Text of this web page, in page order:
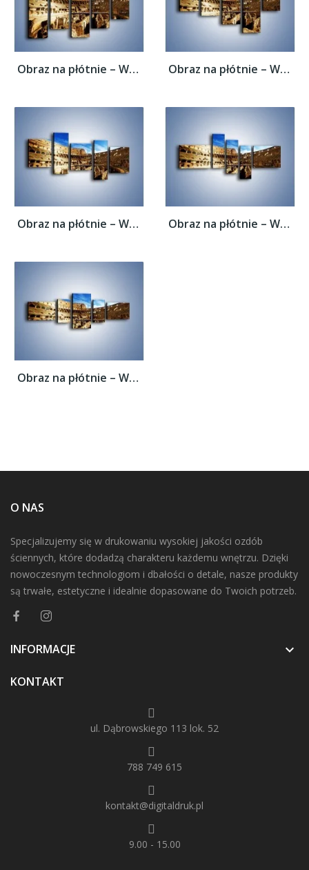
Obraz na płótnie – Wnętrze koloseum w... Obraz na płótnie – Wnętrze koloseum w...
Obraz na płótnie – Wnętrze koloseum w... Obraz na płótnie – Wnętrze koloseum w...
Obraz na płótnie – Wnętrze koloseum w...
O NAS
Specjalizujemy się w drukowaniu wysokiej jakości ozdób
ściennych, które dodadzą charakteru każdemu wnętrzu. Dzięki
nowoczesnym technologiom i dbałości o detale, nasze produkty
są trwałe, estetyczne i idealnie dopasowane do Twoich potrzeb.
INFORMACJE 
KONTAKT
ul. Dąbrowskiego 113 lok. 52
788 749 615
kontakt@digitaldruk.pl
9.00 - 15.00